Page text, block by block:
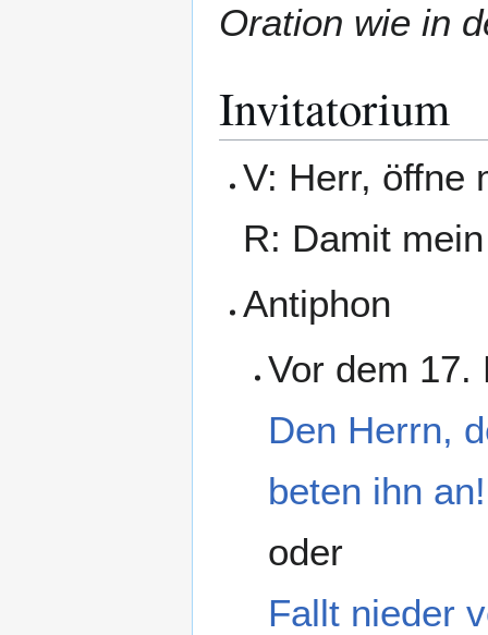
Oration wie in
Invitatorium
V: Herr, öffne
R: Damit
Antiphon
Vor dem 17.
Den Herrn,
beten ihn an!
oder
Fallt nieder